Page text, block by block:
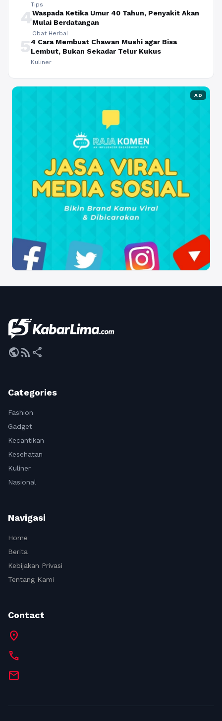
Tips
4Waspada Ketika Umur 40 Tahun, Penyakit Akan
Mulai Berdatangan
Obat Herbal
54 Cara Membuat Chawan Mushi agar Bisa
Lembut, Bukan Sekadar Telur Kukus
Kuliner
AD
publicrss_feed share
Categories
Fashion
Gadget
Kecantikan
Kesehatan
Kuliner
Nasional
Navigasi
Home
Berita
Kebijakan Privasi
Tentang Kami
Contact
location_on
call
mail